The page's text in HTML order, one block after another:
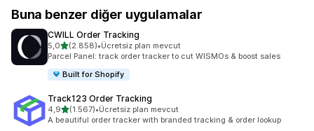
Buna benzer diğer uygulamalar
CWILL Order Tracking
5,05 yıldız üzerinden
(2.858)
toplam 2858 değerlendirme
•Ücretsiz plan mevcut
Parcel Panel: track order tracker to cut WISMOs & boost sales
Built for Shopify
Track123 Order Tracking
4,95 yıldız üzerinden
(1.567)
toplam 1567 değerlendirme
•Ücretsiz plan mevcut
A beautiful order tracker with branded tracking & order lookup